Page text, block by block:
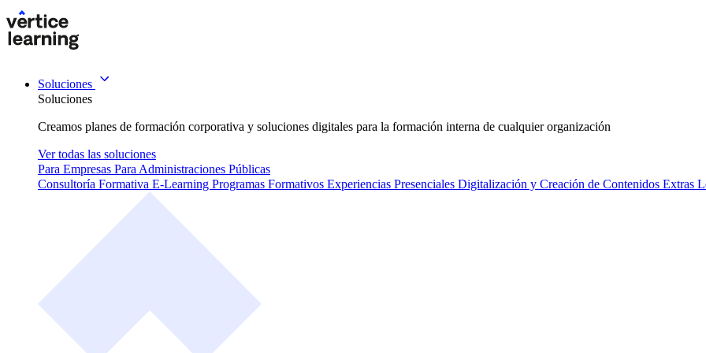
Soluciones
Soluciones
Creamos planes de formación corporativa y soluciones digitales para la formación interna de cualquier organización
Ver todas las soluciones
Para Empresas Para Administraciones Públicas
Consultoría Formativa E-Learning Programas Formativos Experiencias Presenciales Digitalización y Creación de Contenidos Extras